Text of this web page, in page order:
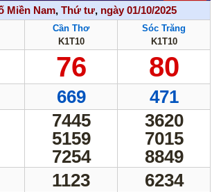
Miền Nam, Thứ tư, ngày 01/10/2025
Cần Thơ
K1T10
Sóc Trăng
K1T10
76 80
669 471
7445
5159
7254
3620
7015
8849
1123 6234